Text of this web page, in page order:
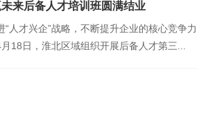
来后备人才培训班圆满结业
“人才兴企”战略，不断提升企业的核心竞争力
18日，淮北区域组织开展后备人才第三...